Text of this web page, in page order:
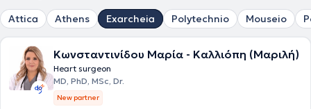
Attica Athens Exarcheia Polytechnio Mouseio
Κωνσταντινίδου Μαρία - Καλλιόπη (Μαριλή)
Heart surgeon
MD, PhD, MSc, Dr.
New partner